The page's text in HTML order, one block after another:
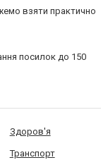
взяти практично
посилок до 150
Здоров'я
Транспорт